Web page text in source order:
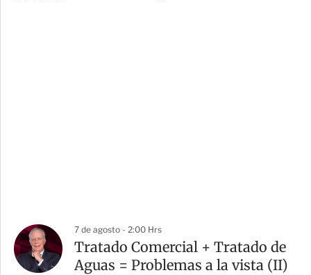
7 de agosto - 2:00 Hrs
Tratado Comercial + Tratado de
Aguas = Problemas a la vista (II)